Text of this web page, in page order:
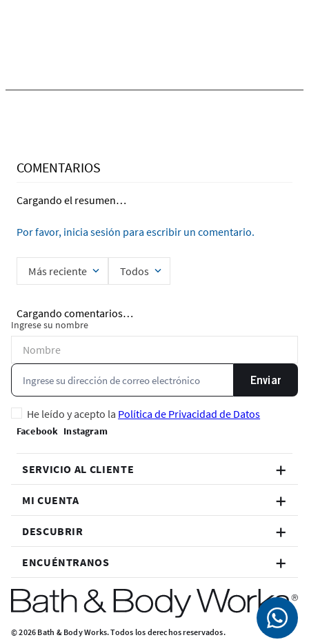
COMENTARIOS
Cargando el resumen…
Por favor, inicia sesión para escribir un comentario.
Más reciente Todos
Cargando comentarios…
Ingrese su nombre
Enviar
He leído y acepto la Política de Privacidad de Datos
SERVICIO AL CLIENTE
MI CUENTA
DESCUBRIR
ENCUÉNTRANOS
© 2026 Bath & Body Works. Todos los derechos reservados.